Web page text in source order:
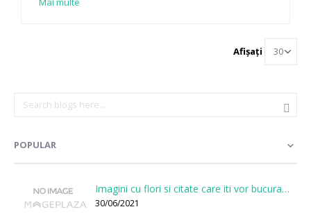
Afișați
POPULAR
Imagini cu flori si citate care iti vor bucura sufletul
30/06/2021